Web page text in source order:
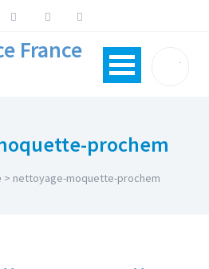
prochem
> nettoyage-moquette-prochem